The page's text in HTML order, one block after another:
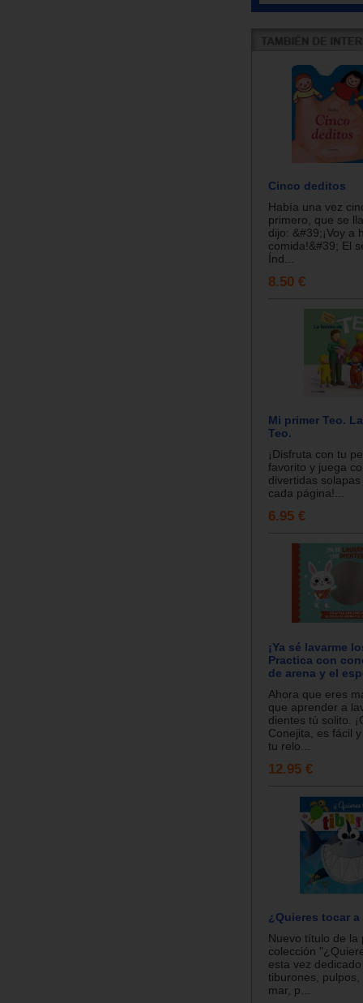
Cinco deditos
Había una vez
primero, que se
dijo: &#39;¡Voy a
comida!&#39; El
Índ...
8.50 €
Mi primer Teo.
Teo.
¡Disfruta con tu
favorito y juega
divertidas
cada página!...
6.95 €
¡Ya sé lavarme
Practica con
de arena y el
Ahora que eres
que aprender a
dientes tú solito.
Conejita, es fácil
tu relo...
12.95 €
¿Quieres tocar
Nuevo título de la
colección
esta vez
tiburones, pulpos,
mar, p...